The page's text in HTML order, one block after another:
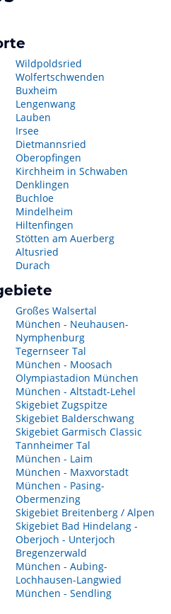
Wildpoldsried
Wolfertschwenden
Buxheim
Lengenwang
Lauben
Irsee
Dietmannsried
Oberopfingen
Kirchheim in Schwaben
Denklingen
Buchloe
Mindelheim
Hiltenfingen
Stötten am Auerberg
Altusried
Durach
Großes Walsertal
München - Neuhausen-
Nymphenburg
Tegernseer Tal
München - Moosach
Olympiastadion München
München - Altstadt-Lehel
Skigebiet Zugspitze
Skigebiet Balderschwang
Skigebiet Garmisch Classic
Tannheimer Tal
München - Laim
München - Maxvorstadt
München - Pasing-
Obermenzing
Skigebiet Breitenberg / Alpen
Skigebiet Bad Hindelang -
Oberjoch - Unterjoch
Bregenzerwald
München - Aubing-
Lochhausen-Langwied
München - Sendling